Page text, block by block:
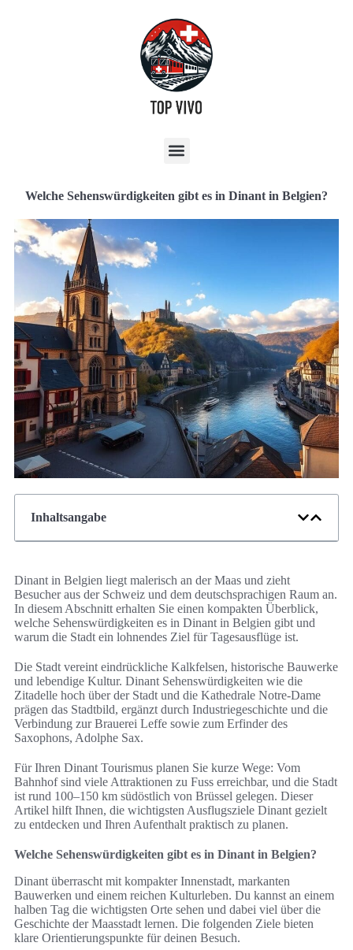
Welche Sehenswürdigkeiten gibt es in Dinant in Belgien?
Inhaltsangabe
Dinant in Belgien liegt malerisch an der Maas und zieht
Besucher aus der Schweiz und dem deutschsprachigen Raum an.
In diesem Abschnitt erhalten Sie einen kompakten Überblick,
welche Sehenswürdigkeiten es in Dinant in Belgien gibt und
warum die Stadt ein lohnendes Ziel für Tagesausflüge ist.
Die Stadt vereint eindrückliche Kalkfelsen, historische Bauwerke
und lebendige Kultur. Dinant Sehenswürdigkeiten wie die
Zitadelle hoch über der Stadt und die Kathedrale Notre-Dame
prägen das Stadtbild, ergänzt durch Industriegeschichte und die
Verbindung zur Brauerei Leffe sowie zum Erfinder des
Saxophons, Adolphe Sax.
Für Ihren Dinant Tourismus planen Sie kurze Wege: Vom
Bahnhof sind viele Attraktionen zu Fuss erreichbar, und die Stadt
ist rund 100–150 km südöstlich von Brüssel gelegen. Dieser
Artikel hilft Ihnen, die wichtigsten Ausflugsziele Dinant gezielt
zu entdecken und Ihren Aufenthalt praktisch zu planen.
Welche Sehenswürdigkeiten gibt es in Dinant in Belgien?
Dinant überrascht mit kompakter Innenstadt, markanten
Bauwerken und einem reichen Kulturleben. Du kannst an einem
halben Tag die wichtigsten Orte sehen und dabei viel über die
Geschichte der Maasstadt lernen. Die folgenden Ziele bieten
klare Orientierungspunkte für deinen Besuch.